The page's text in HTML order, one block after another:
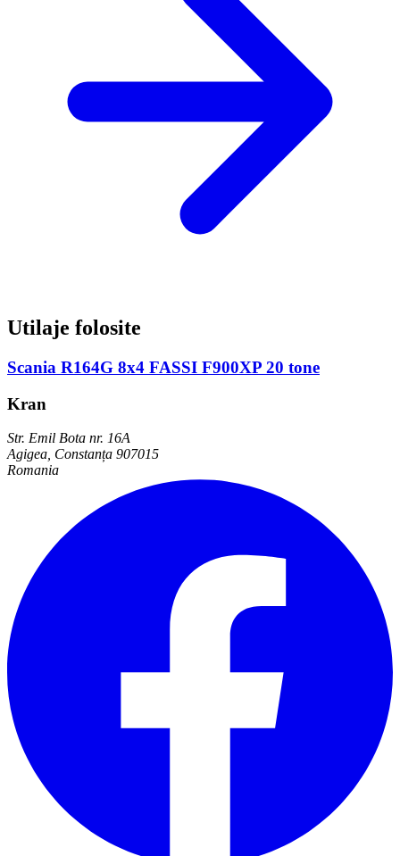
Utilaje folosite
Scania R164G 8x4 FASSI F900XP 20 tone
Kran
Str. Emil Bota nr. 16A
Agigea, Constanța 907015
Romania